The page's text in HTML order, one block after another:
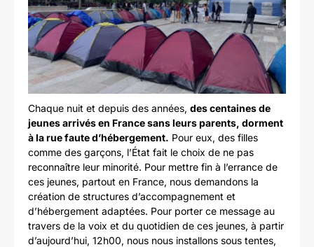
Chaque nuit et depuis des années, des centaines de
jeunes arrivés en France sans leurs parents, dorment
à la rue faute d’hébergement. Pour eux, des filles
comme des garçons, l’État fait le choix de ne pas
reconnaître leur minorité. Pour mettre fin à l’errance de
ces jeunes, partout en France, nous demandons la
création de structures d’accompagnement et
d’hébergement adaptées. Pour porter ce message au
travers de la voix et du quotidien de ces jeunes, à partir
d’aujourd’hui, 12h00, nous nous installons sous tentes,